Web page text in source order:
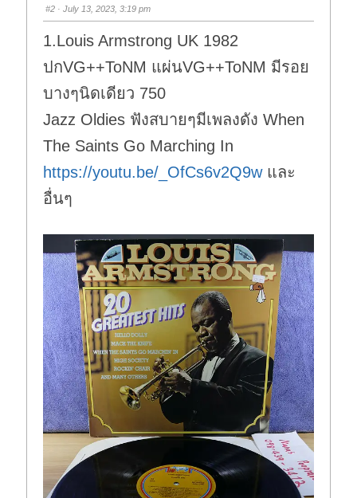
d
o
n
.
u
p
#2 · July 13, 2023, 3:19 pm
1.Louis Armstrong UK 1982
ปกVG++ToNM แผ่นVG++ToNM มีรอย
บางๆนิดเดียว 750
Jazz Oldies ฟังสบายๆมีเพลงดัง When
The Saints Go Marching In
https://youtu.be/_OfCs6v2Q9wและ
อื่นๆ